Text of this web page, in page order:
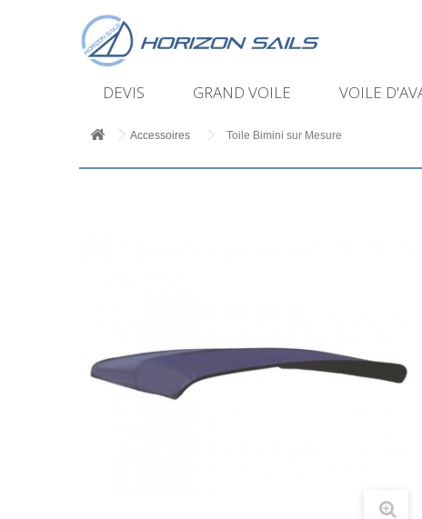
DEVIS GRAND VOILE VOILE
Accessoires Toile Bimini sur Mesure